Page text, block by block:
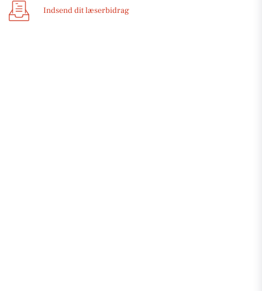
Indsend dit læserbidrag